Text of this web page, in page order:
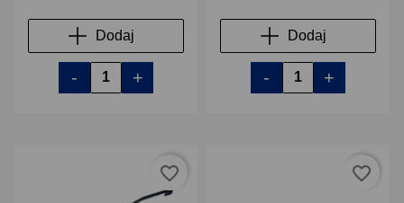
Dodaj
- +
Dodaj
- +
favorite_border favorite_border